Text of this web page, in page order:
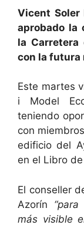
Vicent Soler
aprobado la
la Carretera
con la futura
Este martes
i Model
teniendo
con
edificio del
en el Libro
El conseller
Azorín
más visible